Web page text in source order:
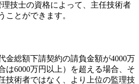
技士の資格によって、主任技術者
ことができます。
金総額下請契約の請負金額が4000万
は6000万円以上）を超える場合、そ
技術者ではなく、より上位の監理技